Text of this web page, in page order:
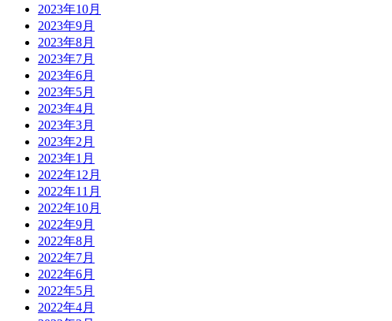
2023年10月
2023年9月
2023年8月
2023年7月
2023年6月
2023年5月
2023年4月
2023年3月
2023年2月
2023年1月
2022年12月
2022年11月
2022年10月
2022年9月
2022年8月
2022年7月
2022年6月
2022年5月
2022年4月